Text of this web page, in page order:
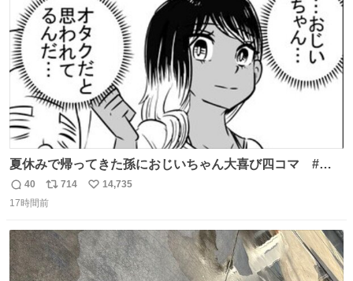
数
夏休みで帰ってきた孫におじいちゃん大喜び四コマ #四
コマ漫画 #Web漫画 #漫画が読めるハッシュタグ
返
信
40
リ
ポ
ト
数
714
い
数
14,735
17時間前